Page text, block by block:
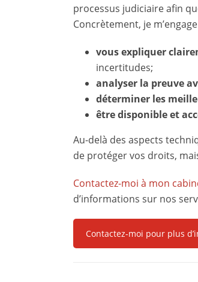
processus judiciaire afin
Concrètement, je
vous expliquer
incertitudes;
analyser la preuve
déterminer les
être disponible et
Au-delà des aspects
de protéger vos droits,
Contactez-moi à mon
d’informations sur nos
Contactez-moi pour plus